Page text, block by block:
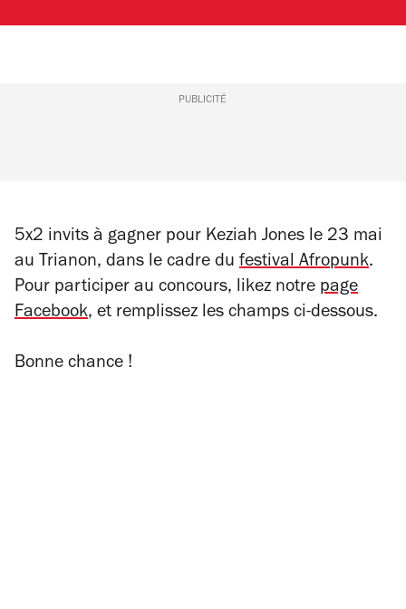
PUBLICITÉ
5x2 invits à gagner pour Keziah Jones le 23 mai
au Trianon, dans le cadre du festival Afropunk.
Pour participer au concours, likez notre page
Facebook, et remplissez les champs ci-dessous.
Bonne chance !